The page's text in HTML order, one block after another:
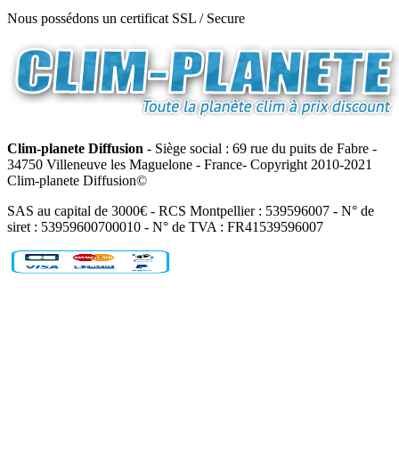
Nous possédons un certificat SSL / Secure
Clim-planete Diffusion - Siège social : 69 rue du puits de Fabre -
34750 Villeneuve les Maguelone - France- Copyright 2010-2021
Clim-planete Diffusion©
SAS au capital de 3000€ - RCS Montpellier : 539596007 - N° de
siret : 53959600700010 - N° de TVA : FR41539596007